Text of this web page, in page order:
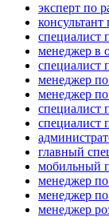
эксперт по
специалист
менеджер в
специалист
менеджер
менеджер
специалист
специалист
главный
мобильный
менеджер
менеджер
менеджер